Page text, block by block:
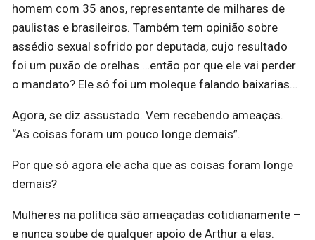
homem com 35 anos, representante de milhares de
paulistas e brasileiros. Também tem opinião sobre
assédio sexual sofrido por deputada, cujo resultado
foi um puxão de orelhas …então por que ele vai perder
o mandato? Ele só foi um moleque falando baixarias…
Agora, se diz assustado. Vem recebendo ameaças.
“As coisas foram um pouco longe demais”.
Por que só agora ele acha que as coisas foram longe
demais?
Mulheres na política são ameaçadas cotidianamente –
e nunca soube de qualquer apoio de Arthur a elas.